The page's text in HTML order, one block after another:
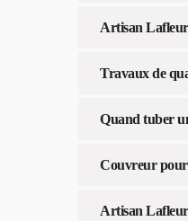
Artisan Lafleur
Travaux de
Quand tuber
Couvreur pour
Artisan Lafleur